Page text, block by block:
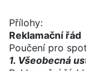
Přílohy:
Reklamační řád
Poučení pro
1. Všeobecná